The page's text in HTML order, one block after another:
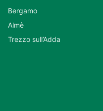
Bergamo
Almè
Trezzo sull’Adda